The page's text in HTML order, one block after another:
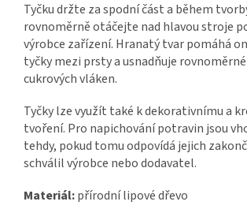
Tyčku držte za spodní část a během
rovnoměrně otáčejte nad hlavou stroje
výrobce zařízení. Hranatý tvar pomáhá
tyčky mezi prsty a usnadňuje
cukrových vláken.
Tyčky lze využít také k dekorativnímu a
tvoření. Pro napichování potravin jsou
tehdy, pokud tomu odpovídá jejich
schválil výrobce nebo dodavatel.
Materiál:přírodní lipové dřevo